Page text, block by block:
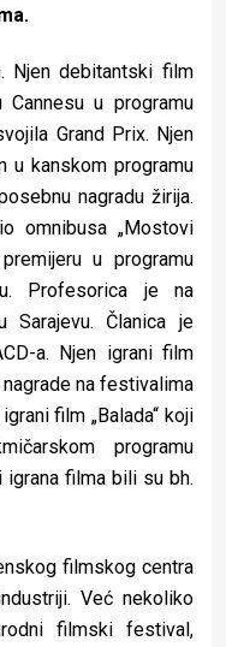
Njen debitantski film
Cannesu u programu
Grand Prix. Njen
u kanskom programu
nagradu žirija.
omnibusa „Mostovi
u programu
Profesorica je na
Sarajevu. Članica je
a. Njen igrani film
na festivalima
film „Balada“ koji
programu
filma bili su bh.
filmskog centra
Već nekoliko
filmski festival,